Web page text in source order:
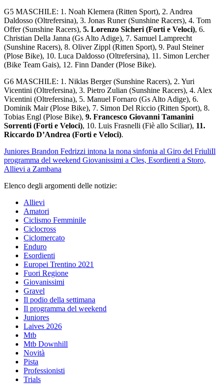
G5 MASCHILE: 1. Noah Klemera (Ritten Sport), 2. Andrea
Daldosso (Oltrefersina), 3. Jonas Runer (Sunshine Racers), 4. Tom
Offer (Sunshine Racers), 5. Lorenzo Sicheri (Forti e Veloci), 6.
Christian Della Janna (Gs Alto Adige), 7. Samuel Lamprecht
(Sunshine Racers), 8. Oliver Zippl (Ritten Sport), 9. Paul Steiner
(Plose Bike), 10. Luca Daldosso (Oltrefersina), 11. Simon Lercher
(Bike Team Gais), 12. Finn Dander (Plose Bike).
G6 MASCHILE: 1. Niklas Berger (Sunshine Racers), 2. Yuri
Vicentini (Oltrefersina), 3. Pietro Zulian (Sunshine Racers), 4. Alex
Vicentini (Oltrefersina), 5. Manuel Fornaro (Gs Alto Adige), 6.
Dominik Mair (Plose Bike), 7. Simon Del Riccio (Ritten Sport), 8.
Tobias Engl (Plose Bike), 9. Francesco Giovanni Tamanini
Sorrenti (Forti e Veloci), 10. Luis Frasnelli (Fiè allo Sciliar), 11.
Riccardo D’Andrea (Forti e Veloci).
Juniores Brandon Fedrizzi intona la nona sinfonia al Giro del FriuliIl
programma del weekend Giovanissimi a Cles, Esordienti a Storo,
Allievi a Zambana
Elenco degli argomenti delle notizie:
Allievi
Amatori
Ciclismo Femminile
Ciclocross
Ciclomercato
Enduro
Esordienti
Europei Trentino 2021
Fuori Regione
Giovanissimi
Gravel
Il podio della settimana
Il programma del weekend
Juniores
Laives 2026
Mtb
Mtb Downhill
Novità
Pista
Professionisti
Trials